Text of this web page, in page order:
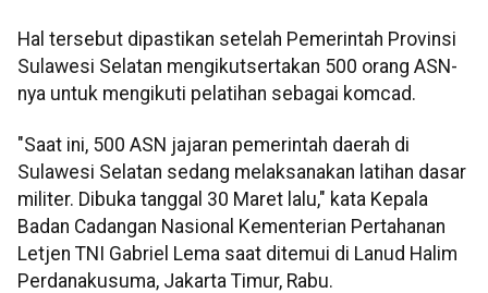
Hal tersebut dipastikan setelah Pemerintah Provinsi
Sulawesi Selatan mengikutsertakan 500 orang ASN-
nya untuk mengikuti pelatihan sebagai komcad.
"Saat ini, 500 ASN jajaran pemerintah daerah di
Sulawesi Selatan sedang melaksanakan latihan dasar
militer. Dibuka tanggal 30 Maret lalu," kata Kepala
Badan Cadangan Nasional Kementerian Pertahanan
Letjen TNI Gabriel Lema saat ditemui di Lanud Halim
Perdanakusuma, Jakarta Timur, Rabu.